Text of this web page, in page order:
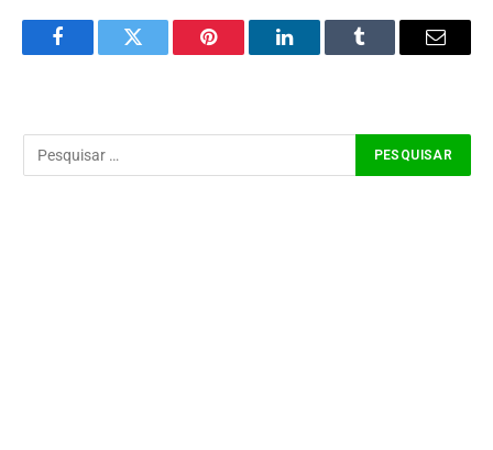
FacebookTwitter Pinterest LinkedInTumblr Email